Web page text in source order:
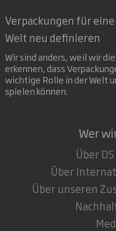
Verpackungen für
Welt neu definieren
Wir sind anders, weil wir
erkennen, dass
wichtige Rolle in der Welt
spielen können.
Wer
Über
Über
Über unseren